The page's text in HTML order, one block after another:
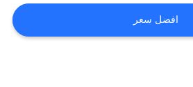
افضل سعر